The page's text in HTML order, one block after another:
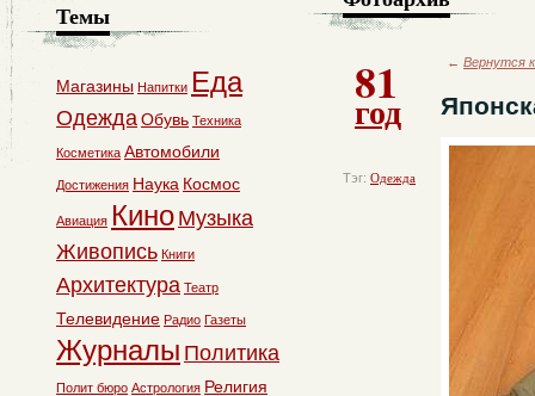
81
год
Тэг: Одежда
← Вернутся
Темы
Магазины Напитки Еда
ОдеждаОбувь Техника
Косметика Автомобили
Достижения Наука Космос
Авиация Кино Музыка
Живопись Книги
Архитектура Театр
Телевидение Радио Газеты
Журналы Политика
Полит бюро Астрология Религия